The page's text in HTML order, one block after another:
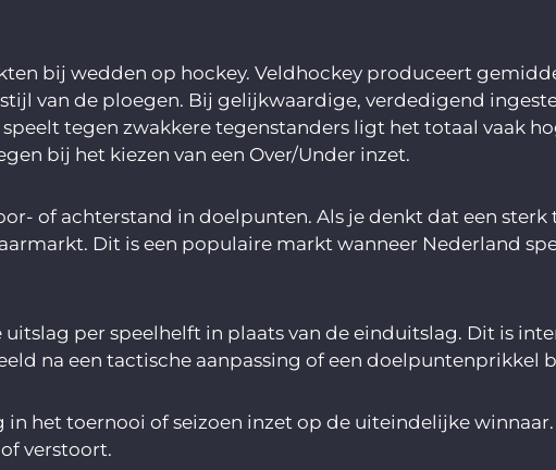
bij wedden op hockey. Veldhockey produceert
van de ploegen. Bij gelijkwaardige, verdedigend
tegen zwakkere tegenstanders ligt het totaal vaak
bij het kiezen van een Over/Under inzet.
of achterstand in doelpunten. Als je denkt dat een
Dit is een populaire markt wanneer Nederland
per speelhelft in plaats van de einduitslag. Dit is
na een tactische aanpassing of een doelpuntenprikkel
het toernooi of seizoen inzet op de uiteindelijke
verstoort.